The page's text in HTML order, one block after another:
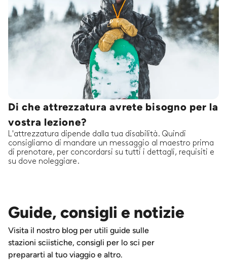
Di che attrezzatura avrete bisogno per la
vostra lezione?
L'attrezzatura dipende dalla tua disabilità. Quindi
consigliamo di mandare un messaggio al maestro prima
di prenotare, per concordarsi su tutti i dettagli, requisiti e
su dove noleggiare.
Guide, consigli e notizie
Visita il nostro blog per utili guide sulle
stazioni sciistiche, consigli per lo sci per
prepararti al tuo viaggio e altro.